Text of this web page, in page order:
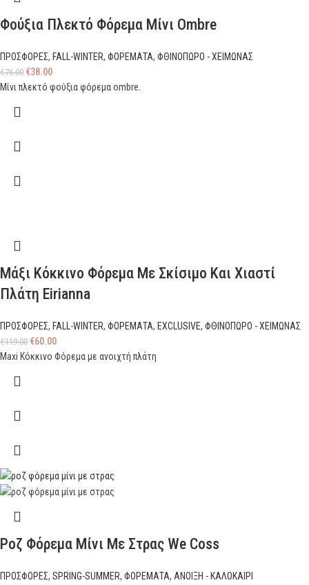
Φούξια Πλεκτό Φόρεμα Μίνι Ombre
ΠΡΟΣΦΟΡΕΣ, FALL-WINTER, ΦΟΡΕΜΑΤΑ, ΦΘΙΝΟΠΩΡΟ - ΧΕΙΜΩΝΑΣ
€76.00 €38.00
Μίνι πλεκτό φούξια φόρεμα ombre.
Μάξι Κόκκινο Φόρεμα Με Σκίσιμο Και Χιαστί
Πλάτη Eirianna
ΠΡΟΣΦΟΡΕΣ, FALL-WINTER, ΦΟΡΕΜΑΤΑ, EXCLUSIVE, ΦΘΙΝΟΠΩΡΟ - ΧΕΙΜΩΝΑΣ
€119.00 €60.00
Maxi Κόκκινο Φόρεμα με ανοιχτή πλάτη
Ροζ Φόρεμα Μίνι Με Στρας We Coss
ΠΡΟΣΦΟΡΕΣ, SPRING-SUMMER, ΦΟΡΕΜΑΤΑ, ΑΝΟΙΞΗ - ΚΑΛΟΚΑΙΡΙ